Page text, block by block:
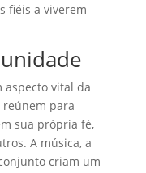
fiéis a viverem
aspecto vital da
reúnem para
sua própria fé,
A música, a
criam um